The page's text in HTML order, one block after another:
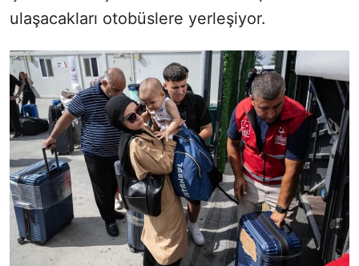
ulaşacakları otobüslere yerleşiyor.